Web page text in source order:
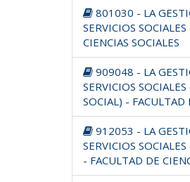
801030 - LA
SERVICIOS
CIENCIAS SOCIALES
909048 - LA
SERVICIOS
SOCIAL) - FACULTAD
912053 - LA
SERVICIOS
- FACULTAD DE